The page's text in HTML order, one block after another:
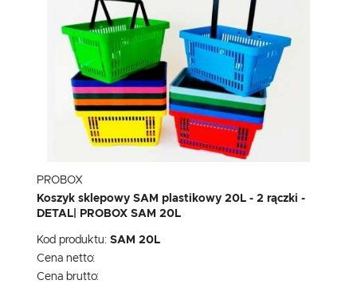
PROBOX
Koszyk sklepowy SAM plastikowy 20L - 2 rączki -
DETAL| PROBOX SAM 20L
Kod produktu: SAM 20L
Cena netto:
Cena brutto: